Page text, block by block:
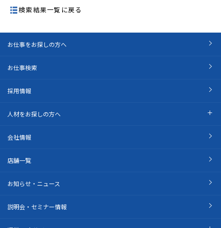
検索結果一覧に戻る
お仕事をお探しの方へ
お仕事検索
採用情報
人材をお探しの方へ
会社情報
店舗一覧
お知らせ・ニュース
説明会・セミナー情報